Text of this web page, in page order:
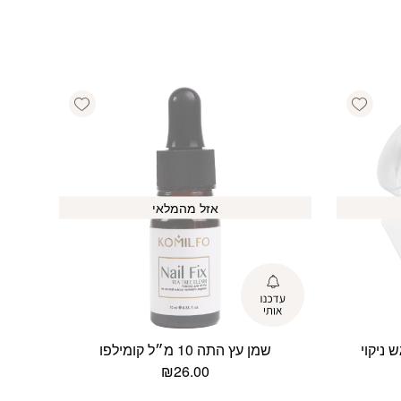
Add wishlist
ניקוי
Add wishlist
אזל מהמלאי
שמן עץ התה 10 מ״ל קומילפו
₪26.00